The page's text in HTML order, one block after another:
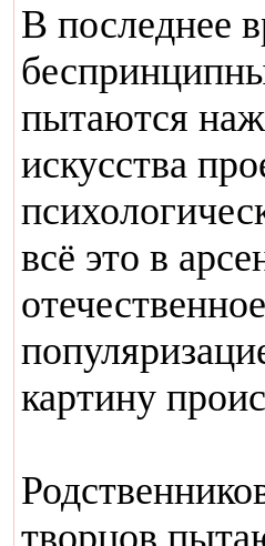
В последнее
пытаются
искусства
всё это в
картину
творцов